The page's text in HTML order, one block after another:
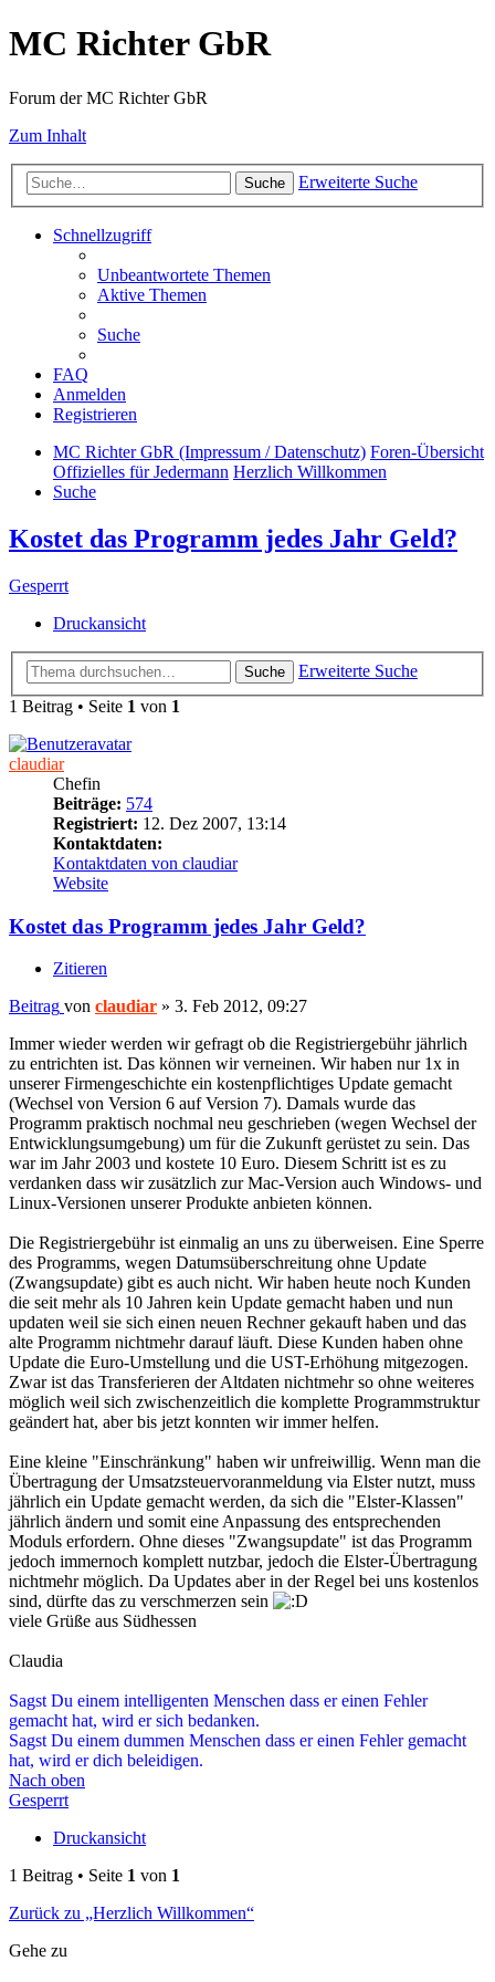
MC Richter GbR
Forum der MC Richter GbR
Zum Inhalt
Suche Erweiterte Suche
Schnellzugriff
Unbeantwortete Themen
Aktive Themen
Suche
FAQ
Anmelden
Registrieren
MC Richter GbR (Impressum / Datenschutz) Foren-Übersicht
Offizielles für Jedermann Herzlich Willkommen
Suche
Kostet das Programm jedes Jahr Geld?
Gesperrt
Druckansicht
Suche
Erweiterte Suche
1 Beitrag • Seite 1 von 1
claudiar
Chefin
Beiträge: 574
Registriert: 12. Dez 2007, 13:14
Kontaktdaten:
Kontaktdaten von claudiar
Website
Kostet das Programm jedes Jahr Geld?
Zitieren
Beitrag von claudiar » 3. Feb 2012, 09:27
Immer wieder werden wir gefragt ob die Registriergebühr jährlich
zu entrichten ist. Das können wir verneinen. Wir haben nur 1x in
unserer Firmengeschichte ein kostenpflichtiges Update gemacht
(Wechsel von Version 6 auf Version 7). Damals wurde das
Programm praktisch nochmal neu geschrieben (wegen Wechsel der
Entwicklungsumgebung) um für die Zukunft gerüstet zu sein. Das
war im Jahr 2003 und kostete 10 Euro. Diesem Schritt ist es zu
verdanken dass wir zusätzlich zur Mac-Version auch Windows- und
Linux-Versionen unserer Produkte anbieten können.
Die Registriergebühr ist einmalig an uns zu überweisen. Eine Sperre
des Programms, wegen Datumsüberschreitung ohne Update
(Zwangsupdate) gibt es auch nicht. Wir haben heute noch Kunden
die seit mehr als 10 Jahren kein Update gemacht haben und nun
updaten weil sie sich einen neuen Rechner gekauft haben und das
alte Programm nichtmehr darauf läuft. Diese Kunden haben ohne
Update die Euro-Umstellung und die UST-Erhöhung mitgezogen.
Zwar ist das Transferieren der Altdaten nichtmehr so ohne weiteres
möglich weil sich zwischenzeitlich die komplette Programmstruktur
geändert hat, aber bis jetzt konnten wir immer helfen.
Eine kleine "Einschränkung" haben wir unfreiwillig. Wenn man die
Übertragung der Umsatzsteuervoranmeldung via Elster nutzt, muss
jährlich ein Update gemacht werden, da sich die "Elster-Klassen"
jährlich ändern und somit eine Anpassung des entsprechenden
Moduls erfordern. Ohne dieses "Zwangsupdate" ist das Programm
jedoch immernoch komplett nutzbar, jedoch die Elster-Übertragung
nichtmehr möglich. Da Updates aber in der Regel bei uns kostenlos
sind, dürfte das zu verschmerzen sein
viele Grüße aus Südhessen
Claudia
Sagst Du einem intelligenten Menschen dass er einen Fehler
gemacht hat, wird er sich bedanken.
Sagst Du einem dummen Menschen dass er einen Fehler gemacht
hat, wird er dich beleidigen.
Nach oben
Gesperrt
Druckansicht
1 Beitrag • Seite 1 von 1
Zurück zu „Herzlich Willkommen“
Gehe zu